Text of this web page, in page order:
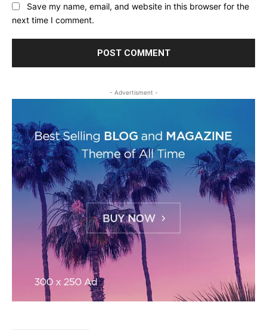
Save my name, email, and website in this browser for the
next time I comment.
- Advertisment -